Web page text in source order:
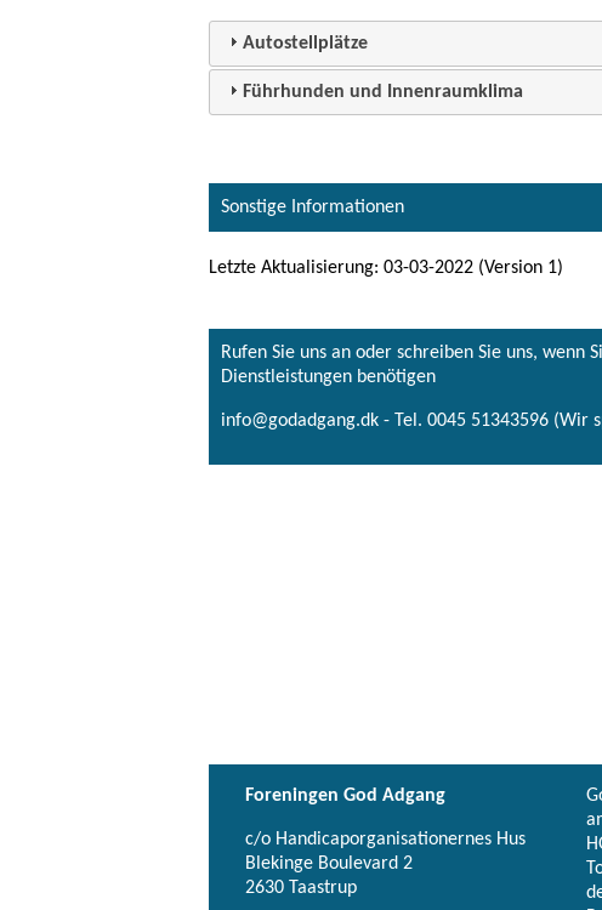
Autostellplätze
Führhunden und Innenraumklima
Sonstige Informationen
Letzte Aktualisierung: 03-03-2022 (Version 1)
Rufen Sie uns an oder schreiben Sie uns,
Dienstleistungen benötigen
info@godadgang.dk - Tel. 0045 51343596 (Wir
Foreningen God Adgang
c/o Handicaporganisationernes Hus
Blekinge Boulevard 2
2630 Taastrup